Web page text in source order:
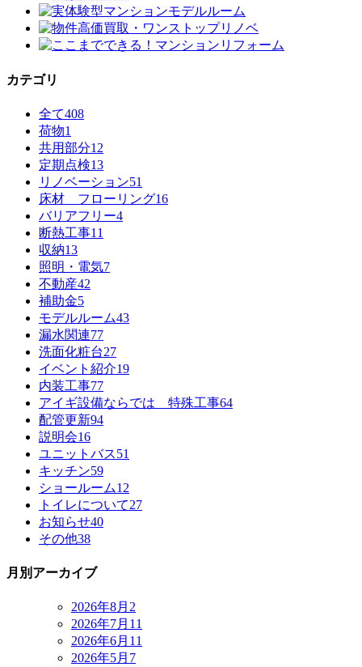
カテゴリ
全て408
荷物1
共用部分12
定期点検13
リノベーション51
床材 フローリング16
バリアフリー4
断熱工事11
収納13
照明・電気7
不動産42
補助金5
モデルルーム43
漏水関連77
洗面化粧台27
イベント紹介19
内装工事77
アイギ設備ならでは 特殊工事64
配管更新94
説明会16
ユニットバス51
キッチン59
ショールーム12
トイレについて27
お知らせ40
その他38
月別アーカイブ
2026年8月 2
2026年7月 11
2026年6月 11
2026年5月 7